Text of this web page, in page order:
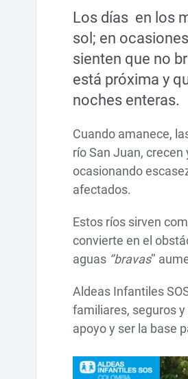
Los días en los
sol; en
sienten que no
está próxima y
noches enteras.
Cuando amanece,
río San Juan,
ocasionando
afectados.
Estos ríos sirven
convierte en el
aguas ‘’bravas’’
Aldeas Infantiles
familiares, seguros
apoyo y ser la base